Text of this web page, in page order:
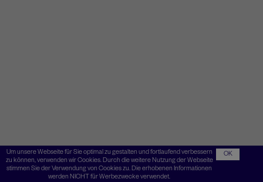
Um unsere Webseite für Sie optimal zu gestalten und fortlaufend verbessern
zu können, verwenden wir Cookies. Durch die weitere Nutzung der Webseite
stimmen Sie der Verwendung von Cookies zu. Die erhobenen Informationen
werden NICHT für Werbezwecke verwendet.
OK